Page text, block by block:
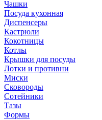
Чашки
Посуда кухонная
Диспенсеры
Кастрюли
Кокотницы
Котлы
Крышки для посуды
Лотки и противни
Миски
Сковороды
Сотейники
Тазы
Формы